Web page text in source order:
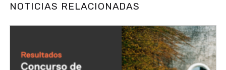
NOTICIAS RELACIONADAS